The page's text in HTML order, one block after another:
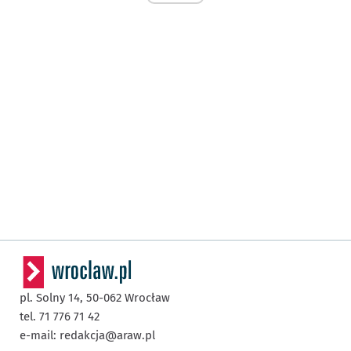
pl. Solny 14, 50-062 Wrocław
tel. 71 776 71 42
e-mail: redakcja@araw.pl